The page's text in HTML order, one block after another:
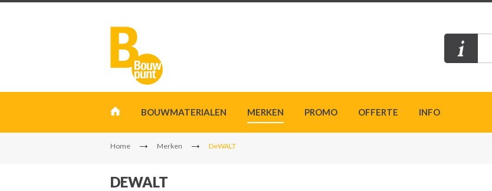
BOUWMATERIALEN MERKEN PROMO OFFERTE INFO
Home Merken DeWALT
DEWALT